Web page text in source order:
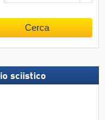
Cerca
sciistico